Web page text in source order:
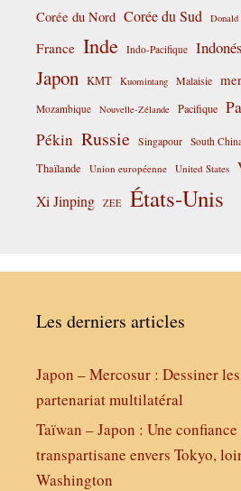
Corée du Nord Corée du Sud Donald
France Inde Indo-Pacifique
Japon KMT Kuomintang Malaisie
Mozambique Nouvelle-Zélande Pacifique
Pékin Russie Singapour South
Thaïlande Union européenne United States
Xi Jinping ZEE États-Unis
Les derniers articles
Japon – Mercosur : Dessiner
partenariat multilatéral
Taïwan – Japon : Une
transpartisane envers Tokyo,
Washington